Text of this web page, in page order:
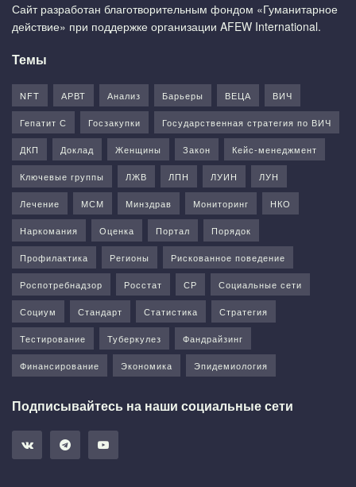
Сайт разработан благотворительным фондом «Гуманитарное
действие» при поддержке организации AFEW International.
Темы
NFT АРВТ Анализ Барьеры ВЕЦА ВИЧ
Гепатит С Госзакупки Государственная стратегия по ВИЧ
ДКП Доклад Женщины Закон Кейс-менеджмент
Ключевые группы ЛЖВ ЛПН ЛУИН ЛУН
Лечение МСМ Минздрав Мониторинг НКО
Наркомания Оценка Портал Порядок
Профилактика Регионы Рискованное поведение
Роспотребнадзор Росстат СР Социальные сети
Социум Стандарт Статистика Стратегия
Тестирование Туберкулез Фандрайзинг
Финансирование Экономика Эпидемиология
Подписывайтесь на наши социальные сети